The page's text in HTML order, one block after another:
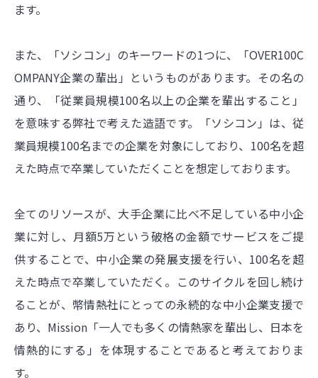
ます。
また、「ソシコン」のキーワードの1つに、「OVER100C
OMPANY企業の輩出」というものがあります。その名の
通り、「従業員規模100名以上の企業を輩出すること」
を意味する弊社で考えた造語です。「ソシコン」は、従
業員規模100名までの企業を対象にしており、100名を超
えた時点で卒業していただくことを想定しております。
全てのリソースが、大手企業に比べ不足している中小企
業に対し、月額5万という破格の金額でサービスをご提
供することで、中小企業の発展支援を行い、100名を超
えた時点で卒業していただく。このサイクルを回し続け
ることが、幣情熱社にとっての永続的な中小企業支援で
あり、Mission「一人でも多くの情熱家を輩出し、日本を
情熱的にする」を体現することであると考えておりま
す。